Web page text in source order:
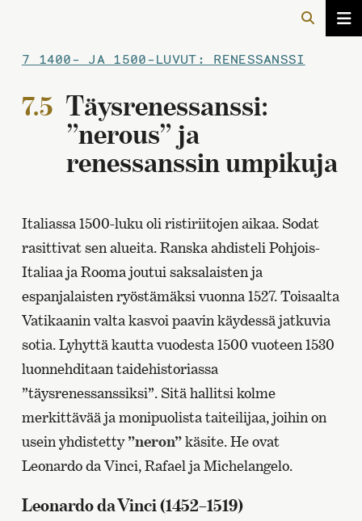
7 1400- JA 1500-LUVUT: RENESSANSSI
7.5 Täysrenessanssi:
”nerous” ja
renessanssin umpikuja
Italiassa 1500-luku oli ristiriitojen aikaa. Sodat
rasittivat sen alueita. Ranska ahdisteli Pohjois-
Italiaa ja Rooma joutui saksalaisten ja
espanjalaisten ryöstämäksi vuonna 1527. Toisaalta
Vatikaanin valta kasvoi paavin käydessä jatkuvia
sotia. Lyhyttä kautta vuodesta 1500 vuoteen 1530
luonnehditaan taidehistoriassa
”täysrenessanssiksi”. Sitä hallitsi kolme
merkittävää ja monipuolista taiteilijaa, joihin on
usein yhdistetty”neron”käsite. He ovat
Leonardo da Vinci, Rafael ja Michelangelo.
Leonardo da Vinci (1452–1519)